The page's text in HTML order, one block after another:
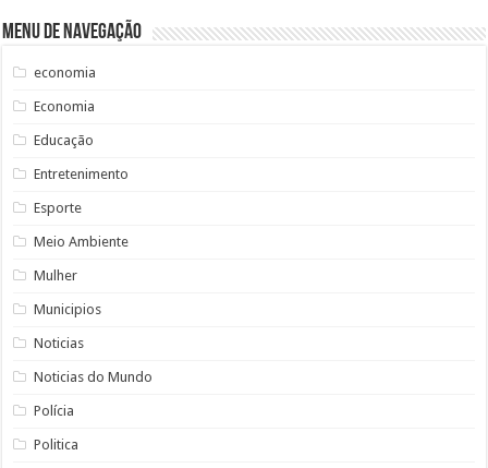
Menu de Navegação
economia
Economia
Educação
Entretenimento
Esporte
Meio Ambiente
Mulher
Municipios
Noticias
Noticias do Mundo
Polícia
Politica